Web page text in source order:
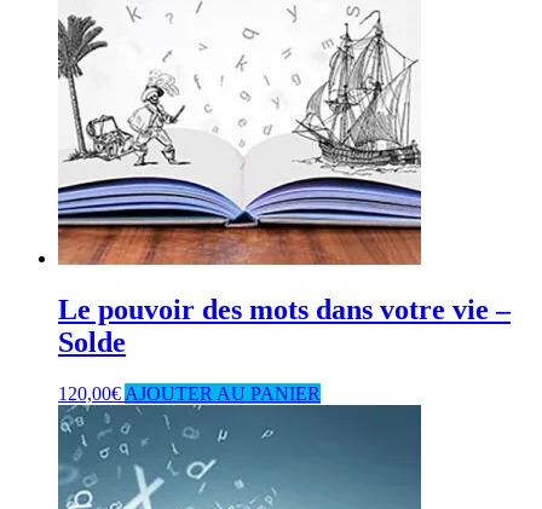
Le pouvoir des mots dans votre vie –
Solde
120,00€ AJOUTER AU PANIER